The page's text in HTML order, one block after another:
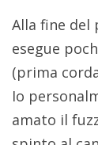
Alla fine
esegue
(prima
Io
amato il